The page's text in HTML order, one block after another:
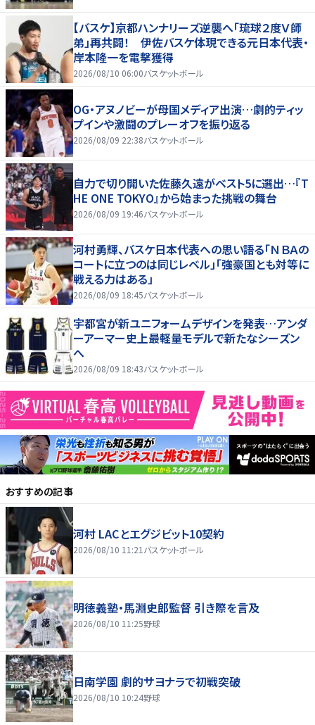
【バスケ】京都ハンナリーズ逆襲へ「琉球２度Ｖ師
弟」再共闘！ 伊佐バスケ体現できる元日本代表・
岸本隆一を電撃獲得
2026/08/10 06:00バスケットボール
OG・アヌノビーが母国メディア出演…劇的ティッ
プインや激闘のプレーオフを振り返る
2026/08/09 22:38バスケットボール
自力で切り開いた佐藤久遠がベスト5に選出…『T
HE ONE TOKYO』から始まった挑戦の舞台
2026/08/09 19:46バスケットボール
河村勇輝、バスケ日本代表への思い語る「ＮＢＡの
コートに立つのは同じレベル」「強豪国とも対等に
戦える力はある」
2026/08/09 18:45バスケットボール
宇都宮が新ユニフォームデザインを発表…アンダ
ーアーマー史上最軽量モデルで新たなシーズン
へ
2026/08/09 18:43バスケットボール
おすすめの記事
河村 LACとエグジビット10契約
2026/08/10 11:21 バスケットボール
明徳義塾・馬淵史郎監督 引き際を言及
2026/08/10 11:25野球
日南学園 劇的サヨナラで初戦突破
2026/08/10 10:24野球